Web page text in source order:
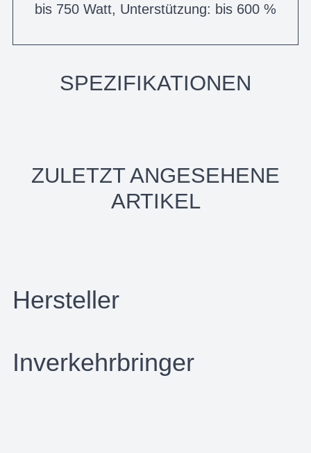
bis 750 Watt, Unterstützung: bis 600 %
SPEZIFIKATIONEN
ZULETZT ANGESEHENE
ARTIKEL
Hersteller
Inverkehrbringer